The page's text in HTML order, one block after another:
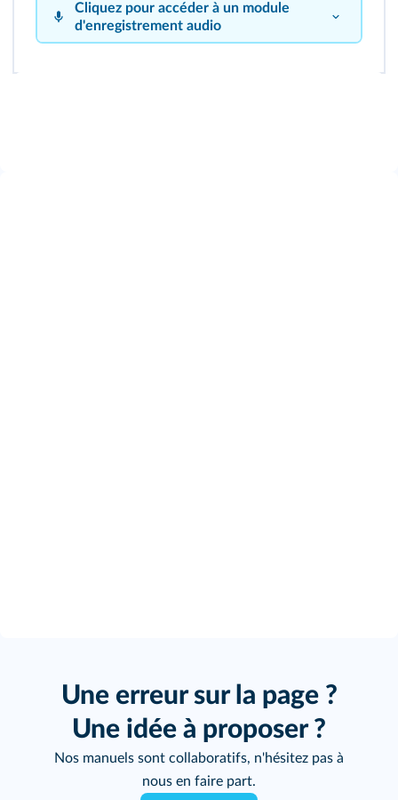
Cliquez pour accéder à un module
d'enregistrement audio
Une erreur sur la page ?
Une idée à proposer ?
Nos manuels sont collaboratifs, n'hésitez pas à
nous en faire part.